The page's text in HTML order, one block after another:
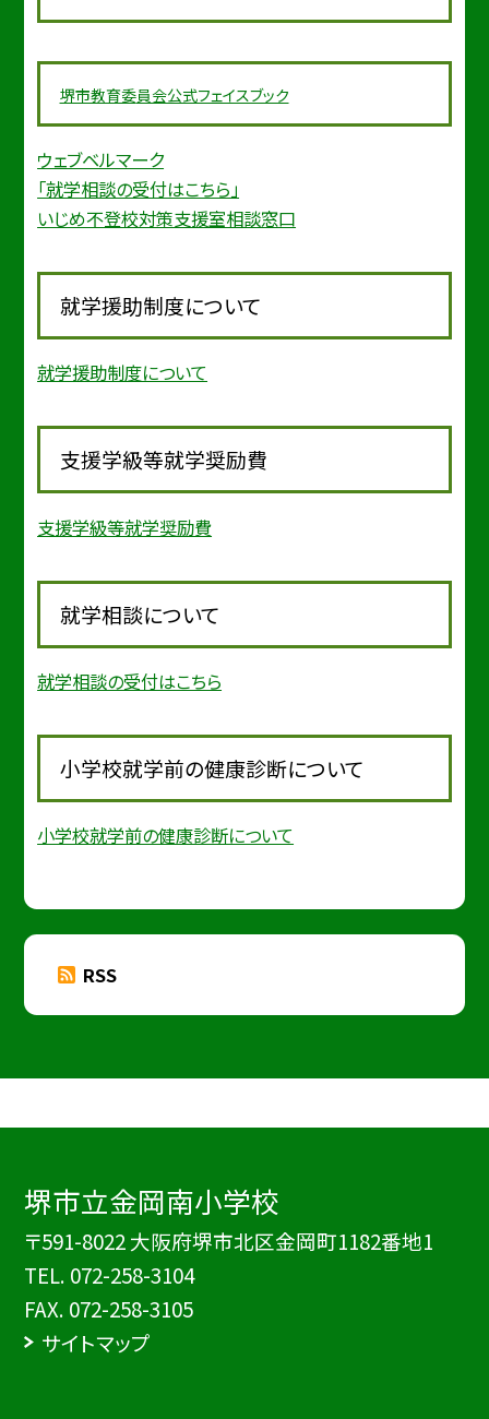
堺市教育委員会公式フェイスブック
ウェブベルマーク
「就学相談の受付はこちら」
いじめ不登校対策支援室相談窓口
就学援助制度について
就学援助制度について
支援学級等就学奨励費
支援学級等就学奨励費
就学相談について
就学相談の受付はこちら
小学校就学前の健康診断について
小学校就学前の健康診断について
RSS
堺市立金岡南小学校
〒591-8022 大阪府堺市北区金岡町1182番地1
TEL. 072-258-3104
FAX. 072-258-3105
サイトマップ